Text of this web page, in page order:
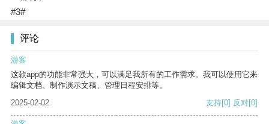
#3#
评论
游客
这款app的功能非常强大，可以满足我所有的工作需求。我可以使用它来
编辑文档、制作演示文稿、管理日程安排等。
2025-02-02
支持[0] 反对[0]